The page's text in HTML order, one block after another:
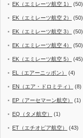
EK（エミレーツ航空 1） (50)
EK（エミレーツ航空 2） (50)
EK（エミレーツ航空 3） (50)
EK（エミレーツ航空 4） (50)
EK（エミレーツ航空 5） (45)
EL（エアーニッポン） (4)
EN（エア・ドロミティ） (8)
EP（アーセマーン航空） (1)
EQ（タメ航空） (1)
ET（エチオピア航空） (43)